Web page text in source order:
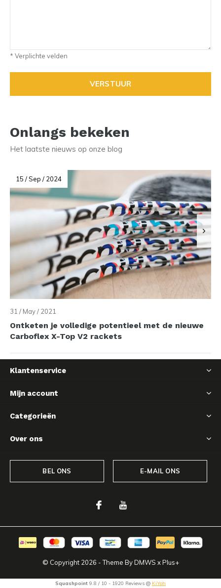
* Verplichte velden
VERSTUUR
Onlangs bekeken
Het laatste nieuws op onze blog
15 / Sep / 2024
31 / May / 2021
Ontketen je volledige potentieel met de nieuwe
Carboflex X-Top V2 rackets
Klantenservice
Mijn account
Categorieën
Over ons
BEL ONS E-MAIL ONS
© Copyright 2026 - Theme ByDMWS xPlus+
Squashpoint 9.8 / 10 - 1920 Reviews @ KiYoh